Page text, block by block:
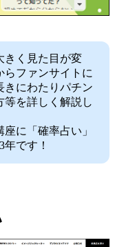
きく見た目が変
らファンサイトに
きにわたりパチン
等を詳しく解説し
に「確率占い」
です！